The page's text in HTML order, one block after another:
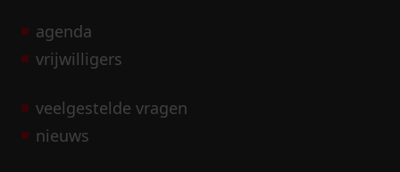
agenda
vrijwilligers
veelgestelde vragen
nieuws